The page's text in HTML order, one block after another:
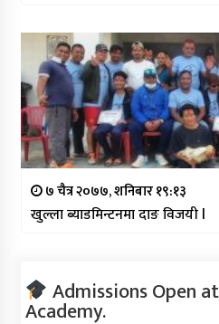
७ चैत्र २०७७, शनिबार १९:१३
खुल्ला ब्याडमिन्टनमा दाङ विजयी l
Admissions Open
Academy.